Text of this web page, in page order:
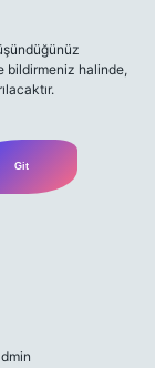
bildirmeniz halinde,